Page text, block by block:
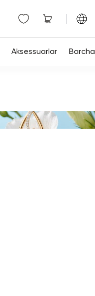
Aksessuarlar Barcha